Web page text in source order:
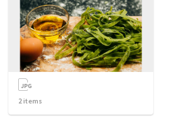
2items